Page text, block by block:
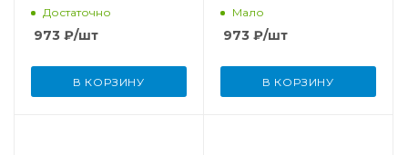
Достаточно
973 ₽/шт
В КОРЗИНУ
Мало
973 ₽/шт
В КОРЗИНУ